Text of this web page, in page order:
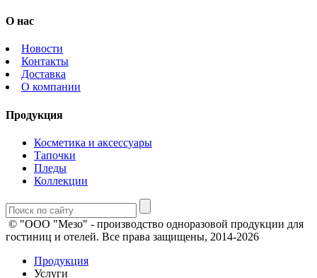
О нас
Новости
Контакты
Доставка
О компании
Продукция
Косметика и аксессуары
Тапочки
Пледы
Коллекции
© "ООО "Мезо" - производство одноразовой продукции для
гостиниц и отелей. Все права защищены, 2014-2026
Продукция
Услуги